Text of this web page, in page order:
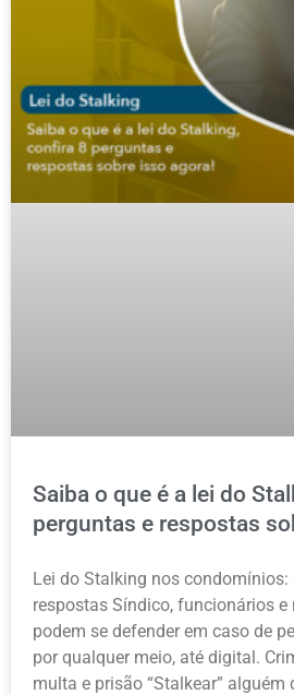
Saiba o que é a lei do
perguntas e respostas
Lei do Stalking nos condomínios:
respostas Síndico, funcionários e
podem se defender em caso de
por qualquer meio, até digital.
multa e prisão “Stalkear” alguém